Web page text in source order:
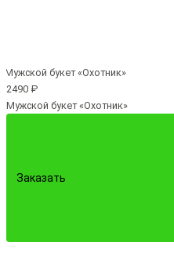
2490 ₽
Мужской букет «Охотник»
Заказать